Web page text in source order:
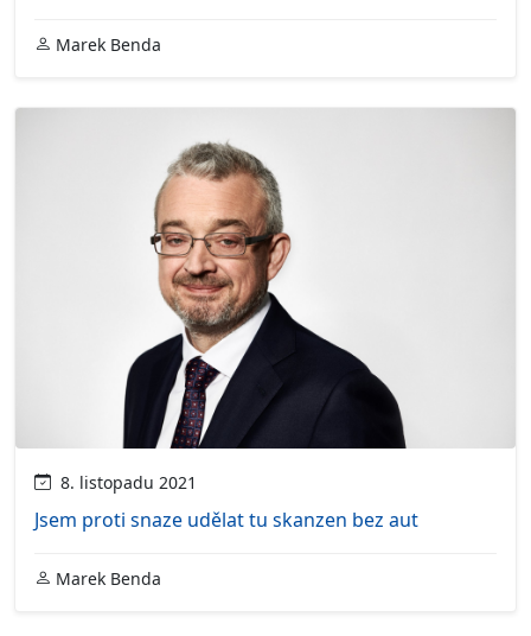
Marek Benda
8. listopadu 2021
Jsem proti snaze udělat tu skanzen bez aut
Marek Benda